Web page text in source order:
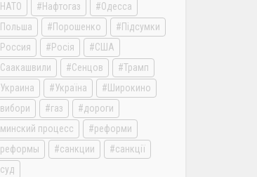
НАТО
Нафтогаз
Одесса
Польша
Порошенко
Підсумки
Россия
Росія
США
Саакашвили
Сенцов
Трамп
Украина
Україна
Широкино
вибори
газ
дороги
минский процесс
реформи
реформы
санкции
санкції
суд